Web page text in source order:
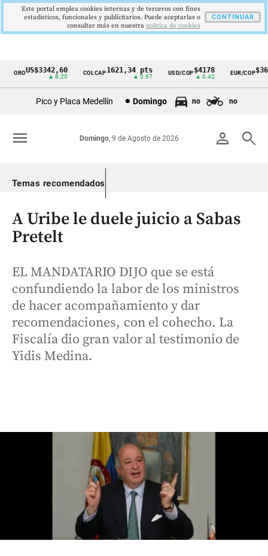
Cintillo
Colombia
OROUS$3342,60
▲ 8.20
COLCAP1621,34 pts
▲ 0.67
USD/COP$4178
▲ 0.42
EUR/COP$3648
Pico y Placa Medellín Domingo no no
person search
Domingo, 9 de Agosto de 2026
menu
Temas recomendados
A Uribe le duele juicio a Sabas
Pretelt
EL MANDATARIO DIJO que se está
confundiendo la labor de los ministros
de hacer acompañamiento y dar
recomendaciones, con el cohecho. La
Fiscalía dio gran valor al testimonio de
Yidis Medina.
Este portal emplea cookies internas y de terceros con fines
estadísticos, funcionales y publicitarios. Puede aceptarlas o
consultar más en nuestra politica de cookies
CONTINUAR